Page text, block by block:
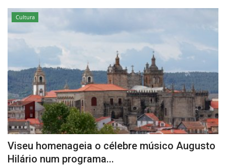
Home
Desporto
Contactos
Sobre Nós
Educação
Cultura
Viseu homenageia o célebre músico Augusto
Hilário num programa...